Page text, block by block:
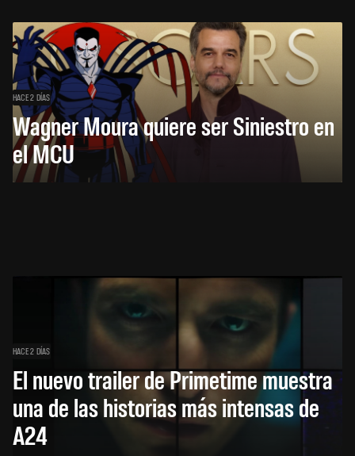
HACE 2 DÍAS
Wagner Moura quiere ser Siniestro en
el MCU
HACE 2 DÍAS
El nuevo trailer de Primetime muestra
una de las historias más intensas de
A24